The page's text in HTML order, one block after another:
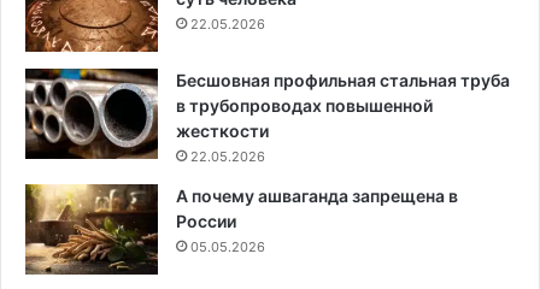
22.05.2026
Бесшовная профильная стальная труба
в трубопроводах повышенной
жесткости
22.05.2026
А почему ашваганда запрещена в
России
05.05.2026